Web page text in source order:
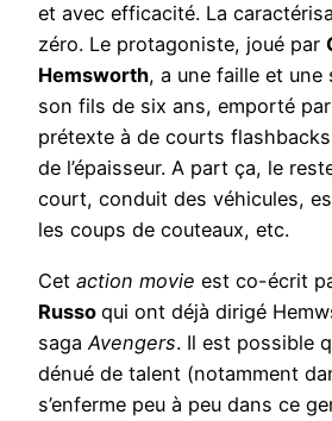
et avec efficacité. La
zéro. Le protagoniste, joué par
Hemsworth, a une faille et une
son fils de six ans, emporté
prétexte à de courts
de l’épaisseur. A part ça, le
court, conduit des véhicules,
les coups de couteaux, etc.
Cet action movie est co-écrit
Russo qui ont déjà dirigé
saga Avengers. Il est possible
dénué de talent (notamment
s’enferme peu à peu dans ce